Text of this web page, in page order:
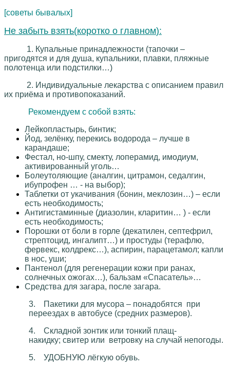
[советы бывалых]
Не забыть взять(коротко о главном):
1. Купальные принадлежности (тапочки –
пригодятся и для душа, купальники, плавки, пляжные
полотенца или подстилки…)
2. Индивидуальные лекарства с описанием правил
их приёма и противопоказаний.
Рекомендуем с собой взять:
Лейкопластырь, бинтик;
Йод, зелёнку, перекись водорода – лучше в
карандаше;
Фестал, но-шпу, смекту, лоперамид, имодиум,
активированный уголь…
Болеутоляющие (аналгин, цитрамон, седалгин,
ибупрофен … - на выбор);
Таблетки от укачивания (бонин, меклозин…) – если
есть необходимость;
Антигистаминные (диазолин, кларитин… ) - если
есть необходимость;
Порошки от боли в горле (декатилен, септефрил,
стрептоцид, ингалипт…) и простуды (терафлю,
фервекс, колдрекс…), аспирин, парацетамол; капли
в нос, уши;
Пантенол (для регенерации кожи при ранах,
солнечных ожогах…), бальзам «Спасатель»…
Средства для загара, после загара.
3.
Пакетики для мусора – понадобятся при
переездах в автобусе (средних размеров).
4. Складной зонтик или тонкий плащ-
накидку; свитер или ветровку на случай непогоды.
5. УДОБНУЮ лёгкую обувь.